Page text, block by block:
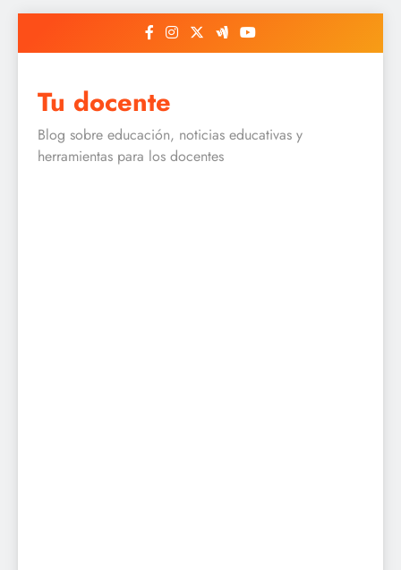
Tu docente
Blog sobre educación, noticias educativas y
herramientas para los docentes